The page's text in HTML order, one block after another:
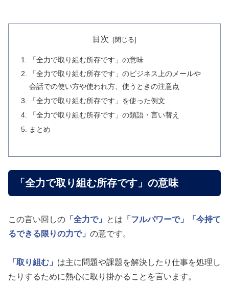
目次
「全力で取り組む所存です」の意味
「全力で取り組む所存です」のビジネス上のメールや
会話での使い方や使われ方、使うときの注意点
「全力で取り組む所存です」を使った例文
「全力で取り組む所存です」の類語・言い替え
まとめ
「全力で取り組む所存です」の意味
この言い回しの 「全力で」 とは 「フルパワーで」
「今持て
るできる限りの力で」 の意です。
「取り組む」 は主に問題や課題を解決したり仕事を処理し
たりするために熱心に取り掛かることを言います。